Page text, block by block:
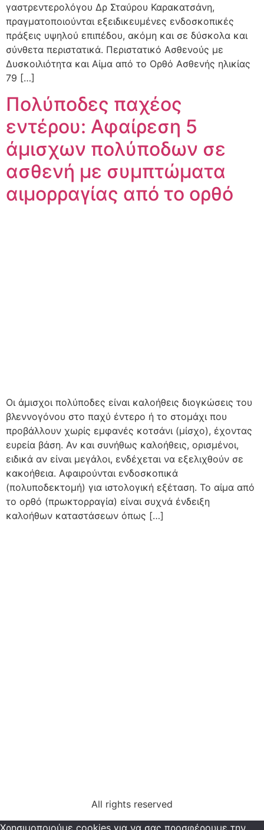
γαστρεντερολόγου Δρ Σταύρου Καρακατσάνη,
πραγματοποιούνται εξειδικευμένες ενδοσκοπικές
πράξεις υψηλού επιπέδου, ακόμη και σε δύσκολα και
σύνθετα περιστατικά. Περιστατικό Ασθενούς με
Δυσκοιλιότητα και Αίμα από το Ορθό Ασθενής ηλικίας
79 […]
Πολύποδες παχέος
εντέρου: Αφαίρεση 5
άμισχων πολύποδων σε
ασθενή με συμπτώματα
αιμορραγίας από το ορθό
Οι άμισχοι πολύποδες είναι καλοήθεις διογκώσεις του
βλεννογόνου στο παχύ έντερο ή το στομάχι που
προβάλλουν χωρίς εμφανές κοτσάνι (μίσχο), έχοντας
ευρεία βάση. Αν και συνήθως καλοήθεις, ορισμένοι,
ειδικά αν είναι μεγάλοι, ενδέχεται να εξελιχθούν σε
κακοήθεια. Αφαιρούνται ενδοσκοπικά
(πολυποδεκτομή) για ιστολογική εξέταση. Το αίμα από
το ορθό (πρωκτορραγία) είναι συχνά ένδειξη
καλοήθων καταστάσεων όπως […]
All rights reserved
Χρησιμοποιούμε cookies για να σας προσφέρουμε την